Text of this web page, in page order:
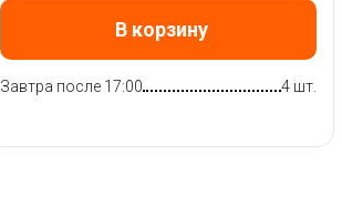
В корзину
Завтра после 17:00 4 шт.